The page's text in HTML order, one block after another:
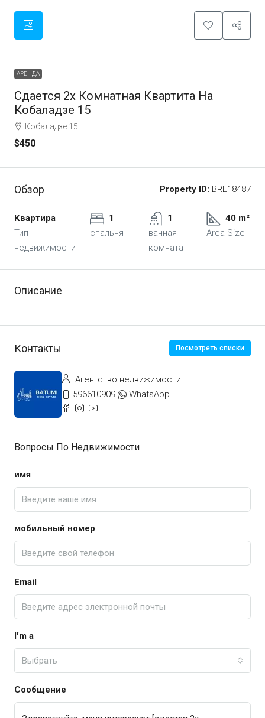
АРЕНДА
Сдается 2х Комнатная Квартита На
Кобаладзе 15
Кобаладзе 15
$450
Обзор Property ID: BRE18487
Квартира
Тип
недвижимости
1
спальня
1
ванная
комната
40 m²
Area Size
Описание
Контакты Посмотреть списки
Агентство недвижимости
596610909
WhatsApp
Вопросы По Недвижимости
имя
мобильный номер
Email
I'm a
Выбрать
Сообщение